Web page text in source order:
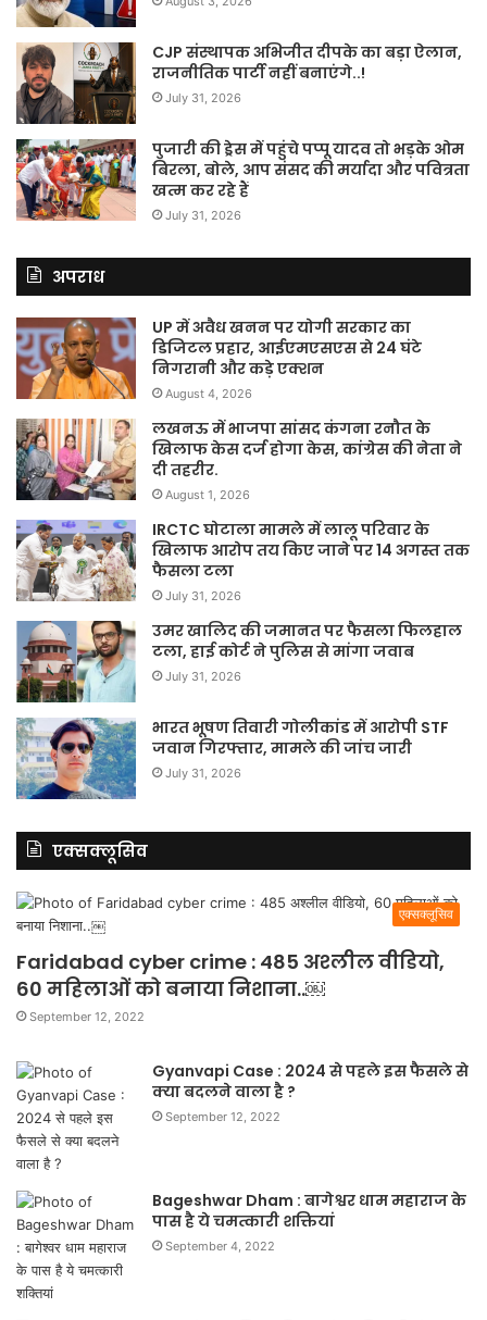
CJP संस्थापक अभिजीत दीपके का बड़ा ऐलान,
राजनीतिक पार्टी नहीं बनाएंगे..!
July 31, 2026
पुजारी की ड्रेस में पहुंचे पप्पू यादव तो भड़के ओम
बिरला, बोले, आप संसद की मर्यादा और पवित्रता
खत्म कर रहे हैं
July 31, 2026
अपराध
UP में अवैध खनन पर योगी सरकार का
डिजिटल प्रहार, आईएमएसएस से 24 घंटे
निगरानी और कड़े एक्शन
August 4, 2026
लखनऊ में भाजपा सांसद कंगना रनौत के
खिलाफ केस दर्ज होगा केस, कांग्रेस की नेता ने
दी तहरीर.
August 1, 2026
IRCTC घोटाला मामले में लालू परिवार के
खिलाफ आरोप तय किए जाने पर 14 अगस्त तक
फैसला टला
July 31, 2026
उमर खालिद की जमानत पर फैसला फिलहाल
टला, हाई कोर्ट ने पुलिस से मांगा जवाब
July 31, 2026
भारत भूषण तिवारी गोलीकांड में आरोपी STF
जवान गिरफ्तार, मामले की जांच जारी
July 31, 2026
एक्सक्लूसिव
एक्सक्लूसिव
Faridabad cyber crime : 485 अश्लील वीडियो,
60 महिलाओं को बनाया निशाना..￼
September 12, 2022
Gyanvapi Case : 2024 से पहले इस फैसले से
क्या बदलने वाला है ?
September 12, 2022
Bageshwar Dham : बागेश्वर धाम महाराज के
पास है ये चमत्कारी शक्तियां
September 4, 2022